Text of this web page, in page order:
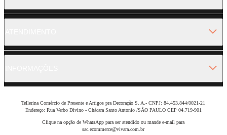
Tellerina Comércio de Presente e Artigos pra Decoração S. A.- CNPJ: 84.453.844/0021-21
Endereço: Rua Verbo Divino - Chácara Santo Antonio /SÃO PAULO CEP 04.719-901
Clique na opção de WhatsApp para ser atendido ou mande e-mail para
sac.ecommerce@vivara.com.br